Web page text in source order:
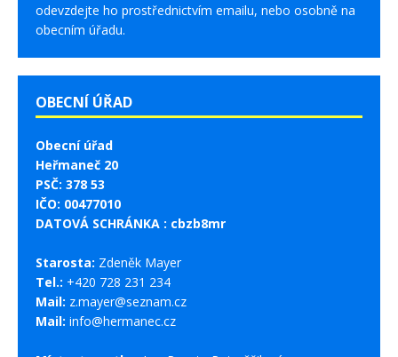
odevzdejte ho prostřednictvím emailu, nebo osobně na
obecním úřadu.
OBECNÍ ÚŘAD
Obecní úřad
Heřmaneč 20
PSČ: 378 53
IČO: 00477010
DATOVÁ SCHRÁNKA : cbzb8mr
Starosta: Zdeněk Mayer
Tel.: +420 728 231 234
Mail: z.mayer@seznam.cz
Mail: info@hermanec.cz